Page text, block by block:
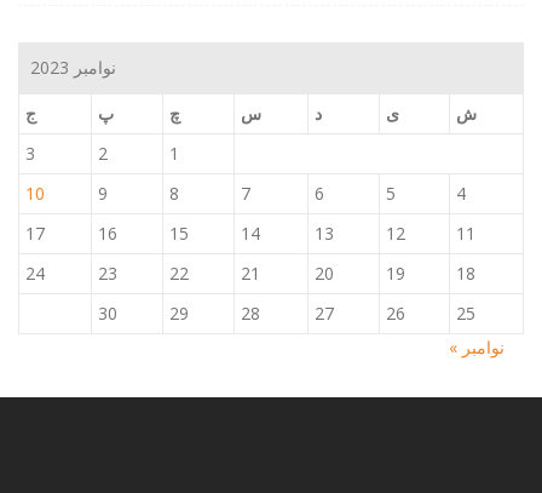
نوامبر 2023
ش
ی د س چ پ
ج
1
2
3
4
5
6
7
8
9
10
11
12
13
14
15
16
17
18
19
20
21
22
23
24
25
26
27
28
29
30
نوامبر »